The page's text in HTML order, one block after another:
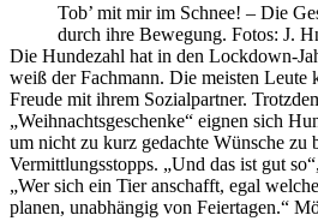
Tob’ mit mir im Schnee! – Die
durch ihre Bewegung. Fotos: J.
Die Hundezahl hat in den Lockdown-
weiß der Fachmann. Die meisten Leute
Freude mit ihrem Sozialpartner.
„Weihnachtsgeschenke“ eignen sich
um nicht zu kurz gedachte Wünsche zu
Vermittlungsstopps. „Und das ist gut
„Wer sich ein Tier anschafft, egal
planen, unabhängig von Feiertagen.“